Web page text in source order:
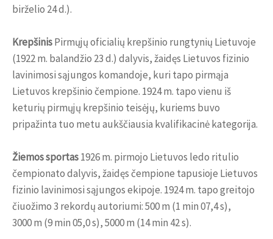
birželio 24 d.).
KrepšinisPirmųjų oficialių krepšinio rungtynių Lietuvoje
(1922 m. balandžio 23 d.) dalyvis, žaidęs Lietuvos fizinio
lavinimosi sąjungos komandoje, kuri tapo pirmąja
Lietuvos krepšinio čempione. 1924 m. tapo vienu iš
keturių pirmųjų krepšinio teisėjų, kuriems buvo
pripažinta tuo metu aukščiausia kvalifikacinė kategorija.
Žiemos sportas1926 m. pirmojo Lietuvos ledo ritulio
čempionato dalyvis, žaidęs čempione tapusioje Lietuvos
fizinio lavinimosi sąjungos ekipoje. 1924 m. tapo greitojo
čiuožimo 3 rekordų autoriumi: 500 m (1 min 07,4 s),
3000 m (9 min 05,0 s), 5000 m (14 min 42 s).